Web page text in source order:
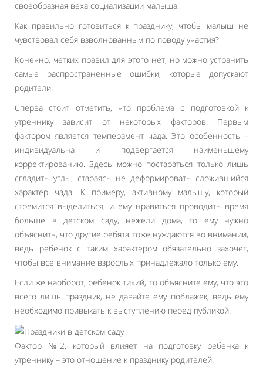
своеобразная веха социализации малыша.
Как правильно готовиться к празднику, чтобы малыш не
чувствовал себя взволнованным по поводу участия?
Конечно, четких правил для этого нет, но можно устранить
самые распространенные ошибки, которые допускают
родители.
Сперва стоит отметить, что проблема с подготовкой к
утреннику зависит от некоторых факторов. Первым
фактором является темперамент чада. Это особенность –
индивидуальна и подвергается наименьшему
корректированию. Здесь можно постараться только лишь
сгладить углы, стараясь не деформировать сложившийся
характер чада. К примеру, активному малышу, который
стремится выделиться, и ему нравиться проводить время
больше в детском саду, нежели дома, то ему нужно
объяснить, что другие ребята тоже нуждаются во внимании,
ведь ребенок с таким характером обязательно захочет,
чтобы все внимание взрослых принадлежало только ему.
Если же наоборот, ребенок тихий, то объясните ему, что это
всего лишь праздник, не давайте ему поблажек, ведь ему
необходимо привыкать к выступлению перед публикой.
Фактор №2, который влияет на подготовку ребенка к
утреннику – это отношение к празднику родителей.